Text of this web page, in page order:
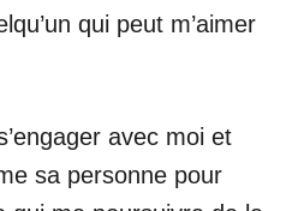
qui peut m’aimer
avec moi et
sa personne pour